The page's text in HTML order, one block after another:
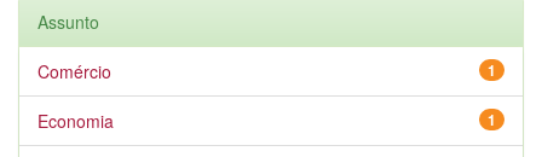
Assunto
1
Comércio
1
Economia